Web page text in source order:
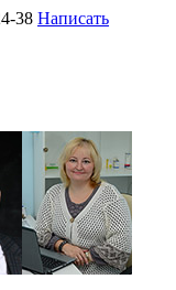
38 Написать